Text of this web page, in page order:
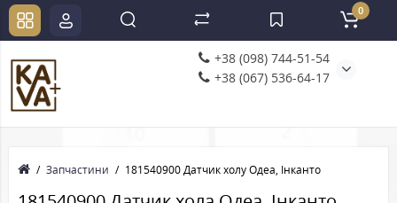
+38 (098) 744-51-54
+38 (067) 536-64-17
0
Запчастини 181540900 Датчик холу Одеа, Інканто